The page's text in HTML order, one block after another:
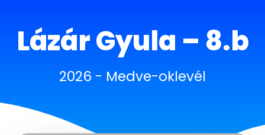
Lázár Gyula – 8.b
2026 - Medve-oklevél